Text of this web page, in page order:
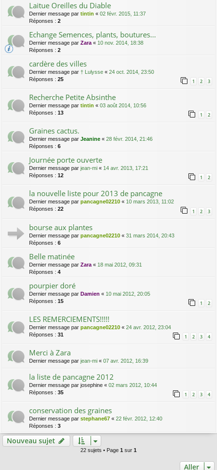
Laitue Oreilles du Diable
Dernier message par tintin « 02 févr. 2015, 11:37
Réponses : 2
Echange Semences, plants, boutures...
Dernier message par Zara « 10 nov. 2014, 18:38
Réponses : 2
cardère des villes
Dernier message par † Lulysse « 24 oct. 2014, 23:50
Réponses : 25 1 2 3
Recherche Petite Absinthe
Dernier message par tintin « 03 août 2014, 10:56
Réponses : 13 1 2
Graines cactus.
Dernier message par Jeanine « 28 févr. 2014, 21:46
Réponses : 6
Journée porte ouverte
Dernier message par jean-mi « 14 avr. 2013, 17:21
Réponses : 12 1 2
la nouvelle liste pour 2013 de pancagne
Dernier message par pancagne02210 « 10 mars 2013, 11:02
Réponses : 22 1 2 3
bourse aux plantes
Dernier message par pancagne02210 « 31 mars 2014, 20:43
Réponses : 6
Belle matinée
Dernier message par Zara « 18 mai 2012, 09:31
Réponses : 4
pourpier doré
Dernier message par Damien « 10 mai 2012, 20:05
Réponses : 15 1 2
LES REMERCIEMENTS!!!!!
Dernier message par pancagne02210 « 24 avr. 2012, 23:04
Réponses : 31 1 2 3 4
Merci à Zara
Dernier message par jean-mi « 07 avr. 2012, 16:39
la liste de pancagne 2012
Dernier message par josephine « 02 mars 2012, 10:44
Réponses : 35 1 2 3 4
conservation des graines
Dernier message par stephane67 « 22 févr. 2012, 12:40
Réponses : 3
Nouveau sujet
22 sujets • Page 1 sur 1
Aller